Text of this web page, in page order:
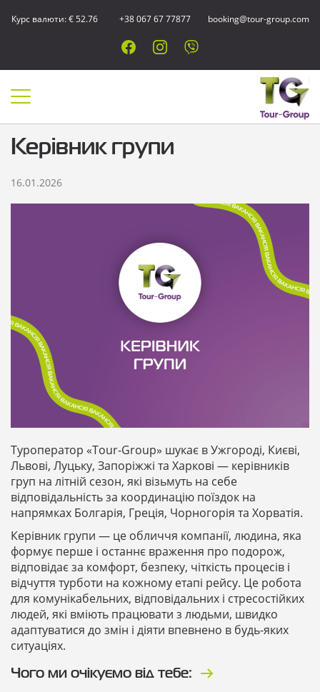
Курс валюти: € 52.76 +38 067 67 77877 booking@tour-group.com
Керівник групи
16.01.2026
Туроператор «Tour-Group» шукає в Ужгороді, Києві,
Львові, Луцьку, Запоріжжі та Харкові — керівників
груп на літній сезон, які візьмуть на себе
відповідальність за координацію поїздок на
напрямках Болгарія, Греція, Чорногорія та Хорватія.
Керівник групи — це обличчя компанії, людина, яка
формує перше і останнє враження про подорож,
відповідає за комфорт, безпеку, чіткість процесів і
відчуття турботи на кожному етапі рейсу. Це робота
для комунікабельних, відповідальних і стресостійких
людей, які вміють працювати з людьми, швидко
адаптуватися до змін і діяти впевнено в будь-яких
ситуаціях.
Чого ми очікуємо від тебе: